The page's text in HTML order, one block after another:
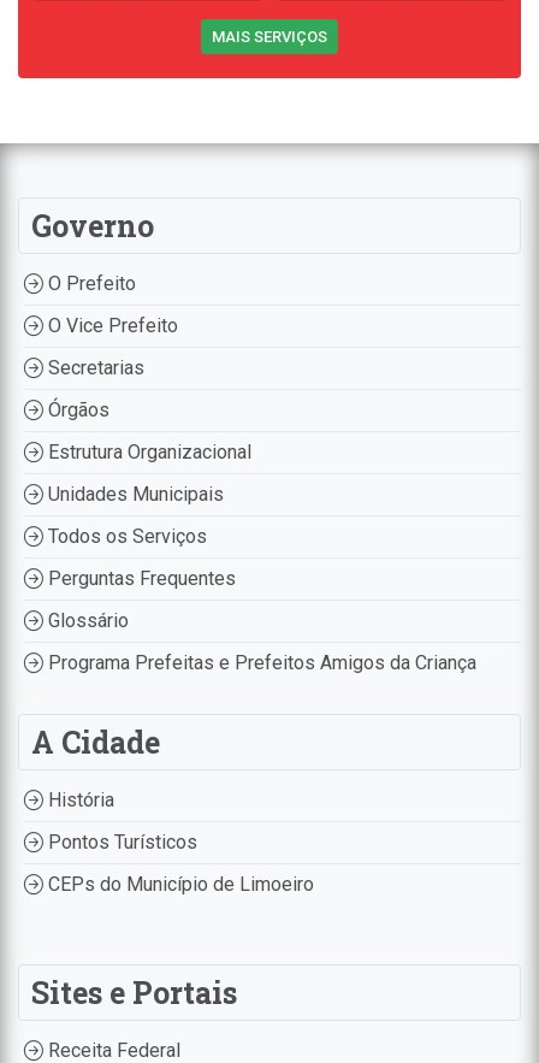
MAIS SERVIÇOS
Governo
O Prefeito
O Vice Prefeito
Secretarias
Órgãos
Estrutura Organizacional
Unidades Municipais
Todos os Serviços
Perguntas Frequentes
Glossário
Programa Prefeitas e Prefeitos Amigos da Criança
A Cidade
História
Pontos Turísticos
CEPs do Município de Limoeiro
Sites e Portais
Receita Federal